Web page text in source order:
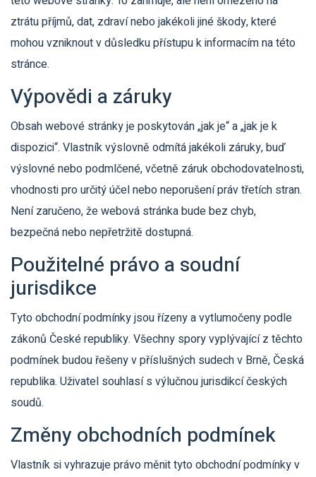
ztrátu příjmů, dat, zdraví nebo jakékoli jiné škody, které
mohou vzniknout v důsledku přístupu k informacím na této
stránce.
Výpovědi a záruky
Obsah webové stránky je poskytován „jak je“ a „jak je k
dispozici“. Vlastník výslovně odmítá jakékoli záruky, buď
výslovné nebo podmlčené, včetně záruk obchodovatelnosti,
vhodnosti pro určitý účel nebo neporušení práv třetích stran.
Není zaručeno, že webová stránka bude bez chyb,
bezpečná nebo nepřetržitě dostupná.
Použitelné právo a soudní
jurisdikce
Tyto obchodní podmínky jsou řízeny a vytlumočeny podle
zákonů České republiky. Všechny spory vyplývající z těchto
podmínek budou řešeny v příslušných sudech v Brně, Česká
republika. Uživatel souhlasí s výlučnou jurisdikcí českých
soudů.
Změny obchodních podmínek
Vlastník si vyhrazuje právo měnit tyto obchodní podmínky v